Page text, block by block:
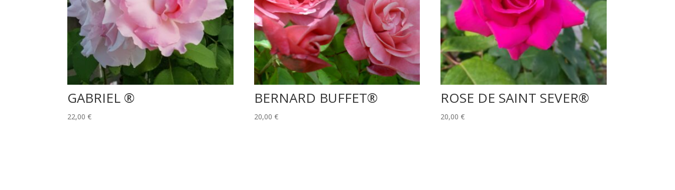
GABRIEL ®
22,00€
BERNARD BUFFET®
20,00 €
ROSE DE SAINT SEVER®
20,00€